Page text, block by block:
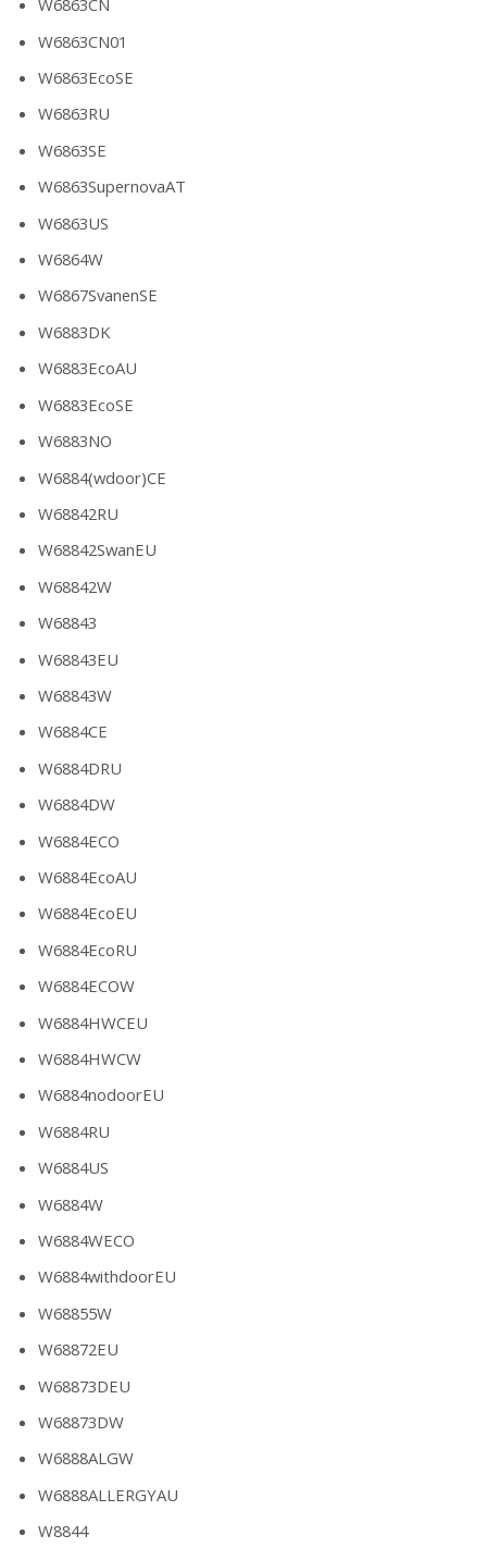
W6863CN
W6863CN01
W6863EcoSE
W6863RU
W6863SE
W6863SupernovaAT
W6863US
W6864W
W6867SvanenSE
W6883DK
W6883EcoAU
W6883EcoSE
W6883NO
W6884(wdoor)CE
W68842RU
W68842SwanEU
W68842W
W68843
W68843EU
W68843W
W6884CE
W6884DRU
W6884DW
W6884ECO
W6884EcoAU
W6884EcoEU
W6884EcoRU
W6884ECOW
W6884HWCEU
W6884HWCW
W6884nodoorEU
W6884RU
W6884US
W6884W
W6884WECO
W6884withdoorEU
W68855W
W68872EU
W68873DEU
W68873DW
W6888ALGW
W6888ALLERGYAU
W8844